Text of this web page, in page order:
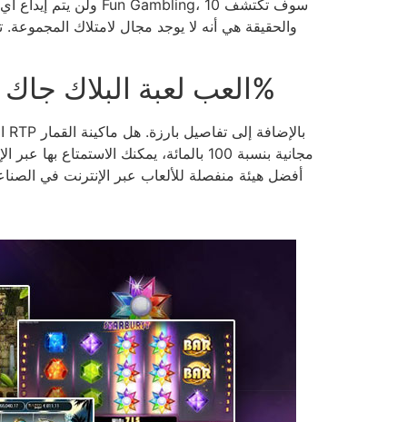
العب لعبة البلاك جاك على الإنترنت الآن! أما العملة الحقيقية فهي مجانية بنسبة 100%